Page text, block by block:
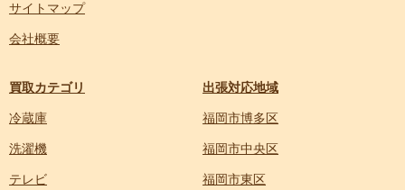
サイトマップ
会社概要
買取カテゴリ
冷蔵庫
洗濯機
テレビ
出張対応地域
福岡市博多区
福岡市中央区
福岡市東区